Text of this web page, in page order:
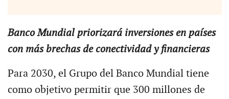
Banco Mundial priorizará inversiones en países
con más brechas de conectividad y financieras
Para 2030, el Grupo del Banco Mundial tiene
como objetivo permitir que 300 millones de